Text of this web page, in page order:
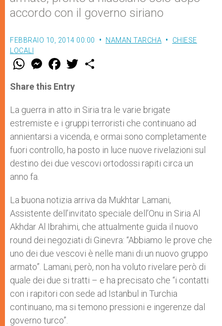
accordo con il governo siriano
FEBBRAIO 10, 2014 00:00 NAMAN TARCHA
CHIESE
LOCALI
W
t
s
p
p
M
e
s
e
g
e
r
F
a
e
b
o
k
w
r
Share this Entry
La guerra in atto in Siria tra le varie brigate
estremiste e i gruppi terroristi che continuano ad
annientarsi a vicenda, e ormai sono completamente
fuori controllo, ha posto in luce nuove rivelazioni sul
destino dei due vescovi ortodossi rapiti circa un
anno fa.
La buona notizia arriva da Mukhtar Lamani,
Assistente dell’invitato speciale dell’Onu in Siria Al
Akhdar Al Ibrahimi, che attualmente guida il nuovo
round dei negoziati di Ginevra: “Abbiamo le prove che
uno dei due vescovi è nelle mani di un nuovo gruppo
armato”. Lamani, però, non ha voluto rivelare però di
quale dei due si tratti – e ha precisato che “i contatti
con i rapitori con sede ad Istanbul in Turchia
continuano, ma si temono pressioni e ingerenze dal
governo turco”.